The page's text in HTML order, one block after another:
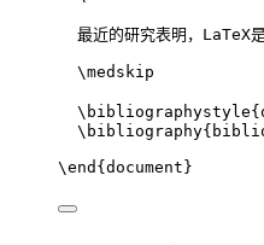
最近的研究表明，LaTeX
\medskip
\bibliographystyle
\bibliography
\end { document }